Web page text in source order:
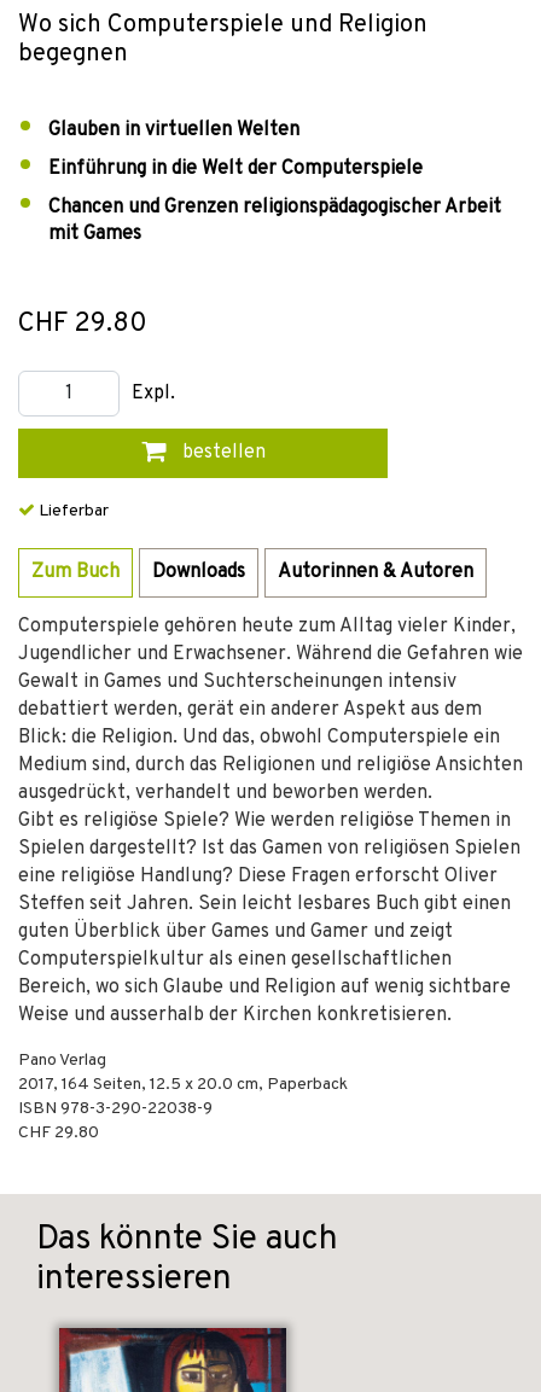
Wo sich Computerspiele und Religion
begegnen
Glauben in virtuellen Welten
Einführung in die Welt der Computerspiele
Chancen und Grenzen religionspädagogischer Arbeit
mit Games
CHF 29.80
Expl.
bestellen
Lieferbar
Zum Buch Downloads Autorinnen & Autoren
Computerspiele gehören heute zum Alltag vieler Kinder,
Jugendlicher und Erwachsener. Während die Gefahren wie
Gewalt in Games und Suchterscheinungen intensiv
debattiert werden, gerät ein anderer Aspekt aus dem
Blick: die Religion. Und das, obwohl Computerspiele ein
Medium sind, durch das Religionen und religiöse Ansichten
ausgedrückt, verhandelt und beworben werden.
Gibt es religiöse Spiele? Wie werden religiöse Themen in
Spielen dargestellt? Ist das Gamen von religiösen Spielen
eine religiöse Handlung? Diese Fragen erforscht Oliver
Steffen seit Jahren. Sein leicht lesbares Buch gibt einen
guten Überblick über Games und Gamer und zeigt
Computerspielkultur als einen gesellschaftlichen
Bereich, wo sich Glaube und Religion auf wenig sichtbare
Weise und ausserhalb der Kirchen konkretisieren.
Pano Verlag
2017, 164 Seiten, 12.5 x 20.0 cm, Paperback
ISBN 978-3-290-22038-9
CHF 29.80
Das könnte Sie auch
interessieren